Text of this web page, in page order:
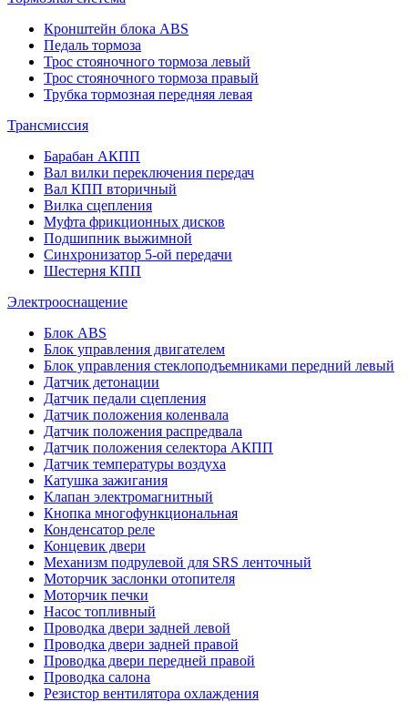
Кронштейн блока ABS
Педаль тормоза
Трос стояночного тормоза левый
Трос стояночного тормоза правый
Трубка тормозная передняя левая
Трансмиссия
Барабан АКПП
Вал вилки переключения передач
Вал КПП вторичный
Вилка сцепления
Муфта фрикционных дисков
Подшипник выжимной
Синхронизатор 5-ой передачи
Шестерня КПП
Электрооснащение
Блок ABS
Блок управления двигателем
Блок управления стеклоподъемниками передний левый
Датчик детонации
Датчик педали сцепления
Датчик положения коленвала
Датчик положения распредвала
Датчик положения селектора АКПП
Датчик температуры воздуха
Катушка зажигания
Клапан электромагнитный
Кнопка многофункциональная
Конденсатор реле
Концевик двери
Механизм подрулевой для SRS ленточный
Моторчик заслонки отопителя
Моторчик печки
Насос топливный
Проводка двери задней левой
Проводка двери задней правой
Проводка двери передней правой
Проводка салона
Резистор вентилятора охлаждения